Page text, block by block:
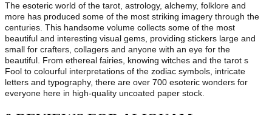
The esoteric world of the tarot, astrology, alchemy, folklore and
more has produced some of the most striking imagery through the
centuries. This handsome volume collects some of the most
beautiful and interesting visual gems, providing stickers large and
small for crafters, collagers and anyone with an eye for the
beautiful. From ethereal fairies, knowing witches and the tarot s
Fool to colourful interpretations of the zodiac symbols, intricate
letters and typography, there are over 700 esoteric wonders for
everyone here in high-quality uncoated paper stock.